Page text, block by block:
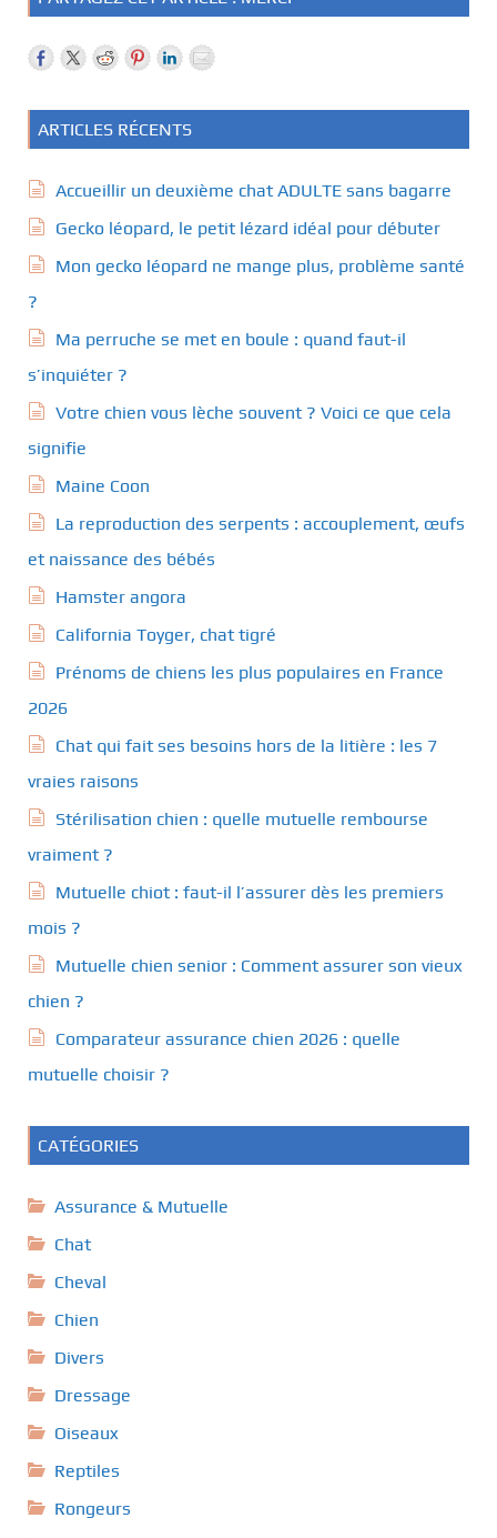
ARTICLES RÉCENTS
Accueillir un deuxième chat ADULTE sans bagarre
Gecko léopard, le petit lézard idéal pour débuter
Mon gecko léopard ne mange plus, problème santé
?
Ma perruche se met en boule : quand faut-il
s’inquiéter ?
Votre chien vous lèche souvent ? Voici ce que cela
signifie
Maine Coon
La reproduction des serpents : accouplement, œufs
et naissance des bébés
Hamster angora
California Toyger, chat tigré
Prénoms de chiens les plus populaires en France
2026
Chat qui fait ses besoins hors de la litière : les 7
vraies raisons
Stérilisation chien : quelle mutuelle rembourse
vraiment ?
Mutuelle chiot : faut-il l’assurer dès les premiers
mois ?
Mutuelle chien senior : Comment assurer son vieux
chien ?
Comparateur assurance chien 2026 : quelle
mutuelle choisir ?
CATÉGORIES
Assurance & Mutuelle
Chat
Cheval
Chien
Divers
Dressage
Oiseaux
Reptiles
Rongeurs